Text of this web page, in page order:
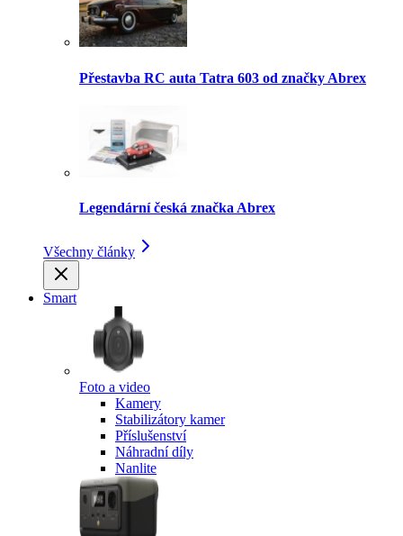
Přestavba RC auta Tatra 603 od značky Abrex
Legendární česká značka Abrex
Všechny články
Smart
Foto a video
Kamery
Stabilizátory kamer
Příslušenství
Náhradní díly
Nanlite